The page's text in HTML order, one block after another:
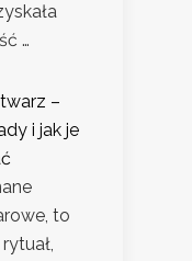
…
–
i jak je
to